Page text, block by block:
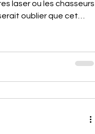
laser ou les chasseurs
oublier que cet
et désinformation, il
acerbe des dérives de